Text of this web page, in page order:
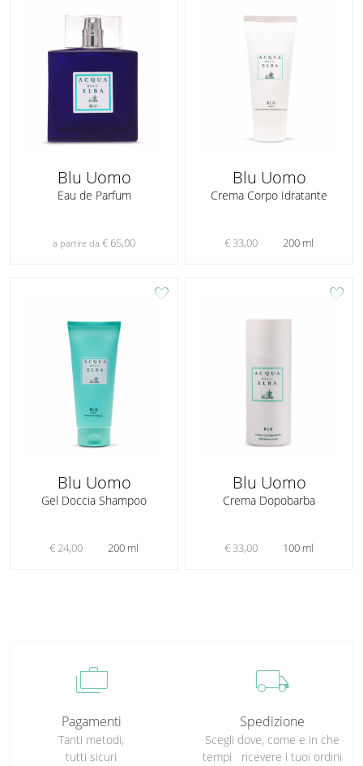
Blu Uomo
Eau de Parfum
a partire da € 65,00
Blu Uomo
Crema Corpo Idratante
€ 33,00 200 ml
favorite
Blu Uomo
Gel Doccia Shampoo
€ 24,00 200 ml
favorite
Blu Uomo
Crema Dopobarba
€ 33,00 100 ml
cases
Pagamenti
Tanti metodi,
tutti sicuri
local_shipping
Spedizione
Scegli dove, come e in che
tempi ricevere i tuoi ordini